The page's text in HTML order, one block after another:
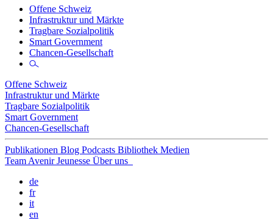
Offene Schweiz
Infrastruktur und Märkte
Tragbare Sozialpolitik
Smart Government
Chancen-Gesellschaft
Offene Schweiz
Infrastruktur und Märkte
Tragbare Sozialpolitik
Smart Government
Chancen-Gesellschaft
Publikationen Blog Podcasts Bibliothek Medien
Team Avenir Jeunesse Über uns
de
fr
it
en